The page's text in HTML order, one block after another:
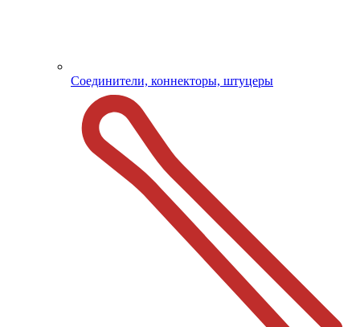
Соединители, коннекторы, штуцеры